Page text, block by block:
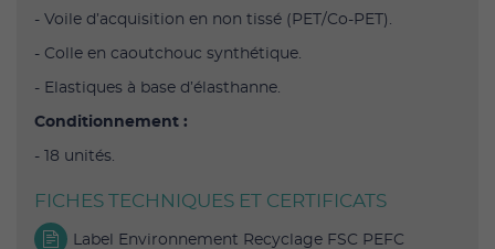
- Voile d’acquisition en non tissé (PET/Co-PET).
- Colle en caoutchouc synthétique.
- Elastiques à base d’élasthanne.
Conditionnement :
- 18 unités.
FICHES TECHNIQUES ET CERTIFICATS
Label Environnement Recyclage FSC PEFC